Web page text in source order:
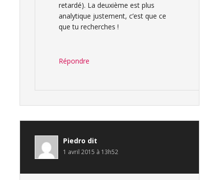
retardé). La deuxième est plus
analytique justement, c’est que ce
que tu recherches !
Répondre
Piedro dit
1 avril 2015 à 13h52